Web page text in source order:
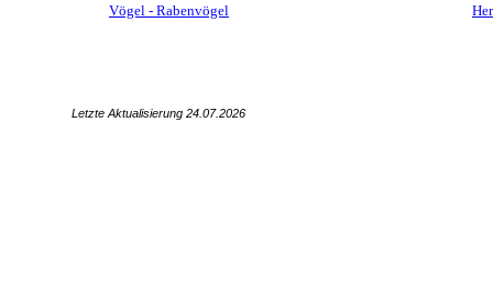
Vögel - Rabenvögel
Letzte Aktualisierung 24.07.2026